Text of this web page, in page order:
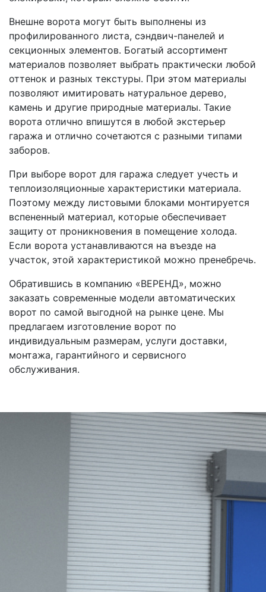
Внешне ворота могут быть выполнены из
профилированного листа, сэндвич-панелей и
секционных элементов. Богатый ассортимент
материалов позволяет выбрать практически любой
оттенок и разных текстуры. При этом материалы
позволяют имитировать натуральное дерево,
камень и другие природные материалы. Такие
ворота отлично впишутся в любой экстерьер
гаража и отлично сочетаются с разными типами
заборов.
При выборе ворот для гаража следует учесть и
теплоизоляционные характеристики материала.
Поэтому между листовыми блоками монтируется
вспененный материал, которые обеспечивает
защиту от проникновения в помещение холода.
Если ворота устанавливаются на въезде на
участок, этой характеристикой можно пренебречь.
Обратившись в компанию «ВЕРЕНД», можно
заказать современные модели автоматических
ворот по самой выгодной на рынке цене. Мы
предлагаем изготовление ворот по
индивидуальным размерам, услуги доставки,
монтажа, гарантийного и сервисного
обслуживания.